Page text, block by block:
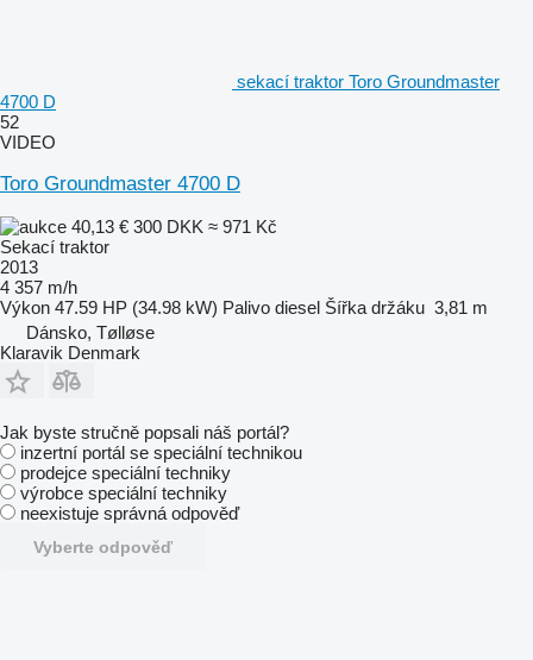
sekací traktor Toro Groundmaster
4700 D
52
VIDEO
Toro Groundmaster 4700 D
40,13 € 300 DKK ≈ 971 Kč
Sekací traktor
2013
4 357 m/h
Výkon 47.59 HP (34.98 kW) Palivo diesel Šířka držáku 3,81 m
Dánsko, Tølløse
Klaravik Denmark
Jak byste stručně popsali náš portál?
inzertní portál se speciální technikou
prodejce speciální techniky
výrobce speciální techniky
neexistuje správná odpověď
Vyberte odpověď